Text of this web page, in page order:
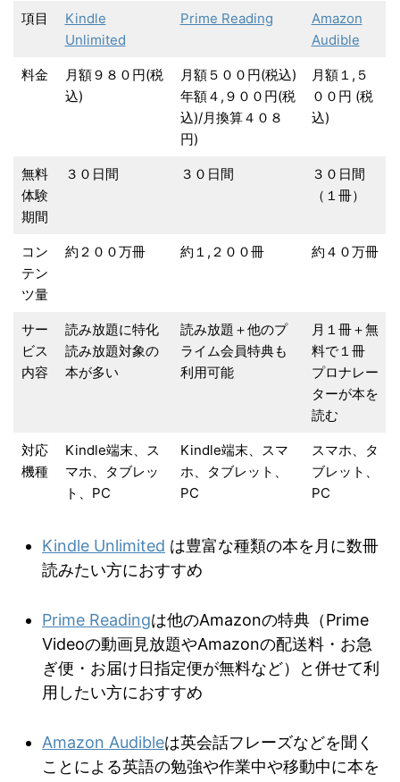
項目
Kindle
Unlimited
Prime Reading
Amazon
Audible
料金
月額９８０円(税
込)
月額５００円(税込)
年額４,９００円(税
込)/月換算４０８
円)
月額１,５
００円 (税
込)
無料
体験
期間
３０日間 ３０日間
３０日間
（１冊）
コン
テン
ツ量
約２００万冊 約１,２００冊 約４０万冊
サー
ビス
内容
読み放題に特化
読み放題対象の
本が多い
読み放題＋他のプ
ライム会員特典も
利用可能
月１冊＋無
料で１冊
プロナレー
ターが本を
読む
対応
機種
Kindle端末、ス
マホ、タブレッ
ト、PC
Kindle端末、スマ
ホ、タブレット、
PC
スマホ、タ
ブレット、
PC
Kindle Unlimited は豊富な種類の本を月に数冊
読みたい方におすすめ
Prime Readingは他のAmazonの特典（Prime
Videoの動画見放題やAmazonの配送料・お急
ぎ便・お届け日指定便が無料など）と併せて利
用したい方におすすめ
Amazon Audibleは英会話フレーズなどを聞く
ことによる英語の勉強や作業中や移動中に本を